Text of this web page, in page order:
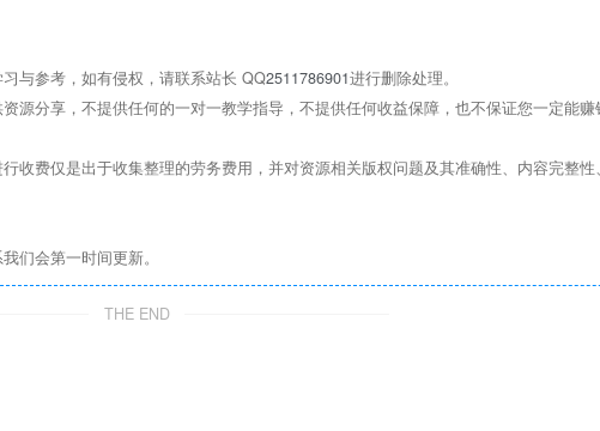
与参考，如有侵权，请联系站长 QQ2511786901进行删除处理。
源分享，不提供任何的一对一教学指导，不提供任何收益保障，也不保证您一定能赚
收费仅是出于收集整理的劳务费用，并对资源相关版权问题及其准确性、内容完整性
们会第一时间更新。
THE END